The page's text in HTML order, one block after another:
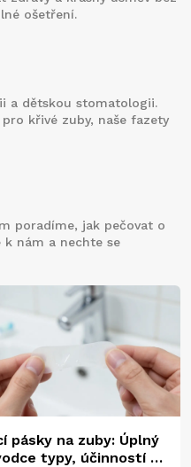
ošetření.
a dětskou stomatologii.
křivé zuby, naše fazety
poradíme, jak pečovat o
nám a nechte se
pásky na zuby: Úplný
typy, účinností a